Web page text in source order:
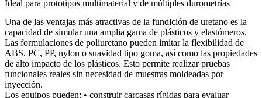
Ideal para prototipos multimaterial y de múltiples durometrías
Una de las ventajas más atractivas de la fundición de uretano es la
capacidad de simular una amplia gama de plásticos y elastómeros.
Las formulaciones de poliuretano pueden imitar la flexibilidad de
ABS, PC, PP, nylon o suavidad tipo goma, así como las propiedades
de alto impacto de los plásticos. Esto permite realizar pruebas
funcionales reales sin necesidad de muestras moldeadas por
inyección.
Los equipos pueden: • construir carcasas rígidas para evaluar